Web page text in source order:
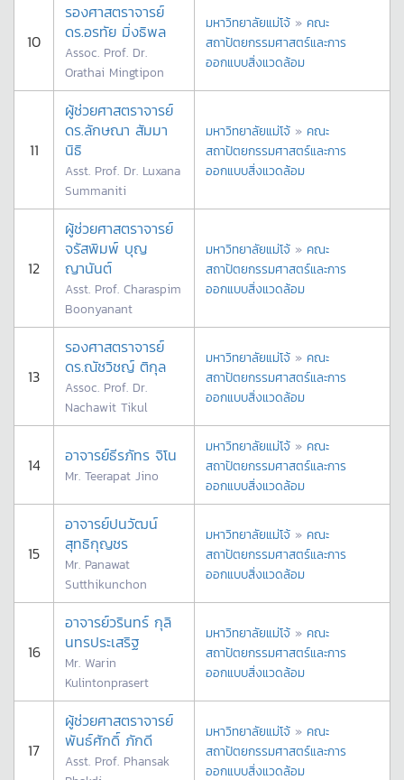
10
รองศาสตราจารย์
ดร.อรทัย มิ่งธิพล
Assoc. Prof. Dr.
Orathai Mingtipon
มหาวิทยาลัยแม่โจ้ » คณะ
สถาปัตยกรรมศาสตร์และการ
ออกแบบสิ่งแวดล้อม
11
ผู้ช่วยศาสตราจารย์
ดร.ลักษณา สัมมา
นิธิ
Asst. Prof. Dr. Luxana
Summaniti
มหาวิทยาลัยแม่โจ้ » คณะ
สถาปัตยกรรมศาสตร์และการ
ออกแบบสิ่งแวดล้อม
12
ผู้ช่วยศาสตราจารย์
จรัสพิมพ์ บุญ
ญานันต์
Asst. Prof. Charaspim
Boonyanant
มหาวิทยาลัยแม่โจ้ » คณะ
สถาปัตยกรรมศาสตร์และการ
ออกแบบสิ่งแวดล้อม
13
รองศาสตราจารย์
ดร.ณัชวิชญ์ ติกุล
Assoc. Prof. Dr.
Nachawit Tikul
มหาวิทยาลัยแม่โจ้ » คณะ
สถาปัตยกรรมศาสตร์และการ
ออกแบบสิ่งแวดล้อม
14 อาจารย์ธีรภัทร จิโน
Mr. Teerapat Jino
มหาวิทยาลัยแม่โจ้ » คณะ
สถาปัตยกรรมศาสตร์และการ
ออกแบบสิ่งแวดล้อม
15
อาจารย์ปนวัฒน์
สุทธิกุญชร
Mr. Panawat
Sutthikunchon
มหาวิทยาลัยแม่โจ้ » คณะ
สถาปัตยกรรมศาสตร์และการ
ออกแบบสิ่งแวดล้อม
16
อาจารย์วรินทร์ กุลิ
นทรประเสริฐ
Mr. Warin
Kulintonprasert
มหาวิทยาลัยแม่โจ้ » คณะ
สถาปัตยกรรมศาสตร์และการ
ออกแบบสิ่งแวดล้อม
17
ผู้ช่วยศาสตราจารย์
พันธ์ศักดิ์ ภักดี
Asst. Prof. Phansak
มหาวิทยาลัยแม่โจ้ » คณะ
สถาปัตยกรรมศาสตร์และการ
ออกแบบสิ่งแวดล้อม